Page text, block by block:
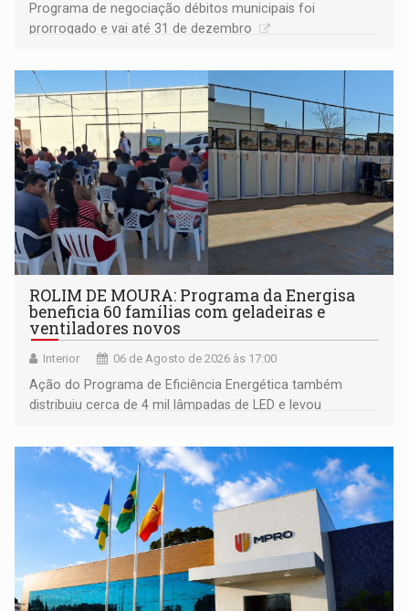
Programa de negociação débitos municipais foi
prorrogado e vai até 31 de dezembro
ROLIM DE MOURA: Programa da Energisa
beneficia 60 famílias com geladeiras e
ventiladores novos
Interior 06 de Agosto de 2026 às 17:00
Ação do Programa de Eficiência Energética também
distribuiu cerca de 4 mil lâmpadas de LED e levou
comunidade